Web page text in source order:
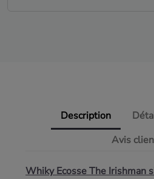
Description
Avis
Whiky Ecosse The Irishman